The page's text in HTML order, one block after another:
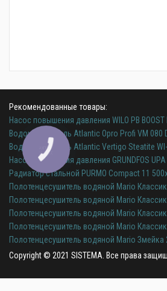
Рекомендованные товары:
Насос повышения давления WILO PB BOOST
Водонагреватель Atlantic Opro Profi VM 080
Водонагреватель Atlantic Vertigo Steatite
Насос повышения давления GRUNDFOS
Радиатор стальной PURMO Compact 11
Полотенцесушитель водяной Mario
Полотенцесушитель водяной Mario
Полотенцесушитель водяной Mario
Полотенцесушитель водяной Mario
Полотенцесушитель водяной Mario Змейка
Copyright © 2021 SISTEMA. Все права